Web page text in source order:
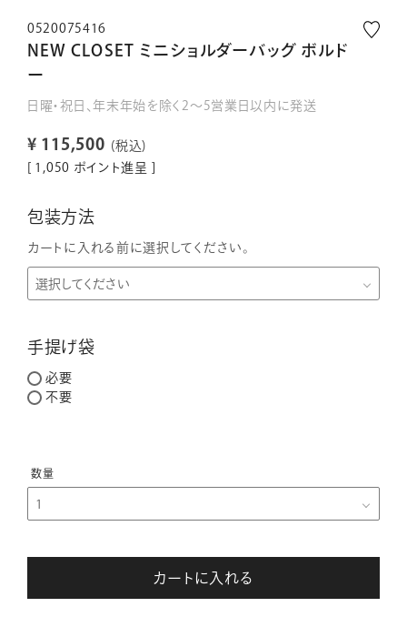
0520075416
NEW CLOSET ミニショルダーバッグ ボルド
ー
日曜・祝日、年末年始を除く2～5営業日以内に発送
¥ 115,500
税込
1,050 ポイント進呈 ]
包装方法
カートに入れる前に選択してください。
手提げ袋
必要
不要
カートに入れる